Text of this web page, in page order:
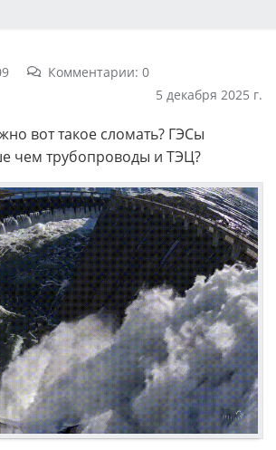
Комментарии: 0
5 декабря 2025 г.
вот такое сломать? ГЭСы
чем трубопроводы и ТЭЦ?